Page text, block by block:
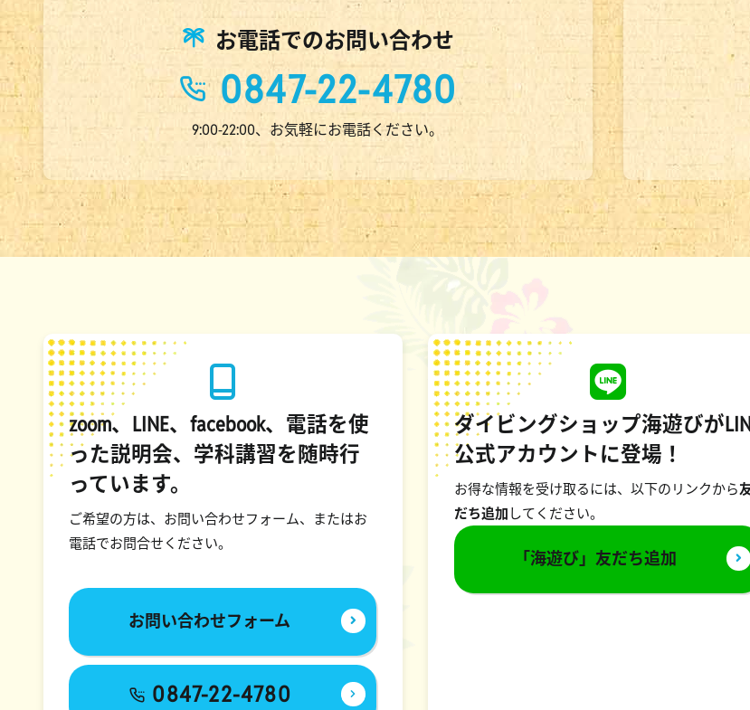
お電話でのお問い合わせ
0847-22-4780
9:00-22:00、お気軽にお電話ください。
zoom、LINE、facebook、電話を使
った説明会、学科講習を随時行
っています。
ご希望の方は、お問い合わせフォーム、またはお
電話でお問合せください。
お問い合わせフォーム
0847-22-4780
ダイビングショップ海遊びが
公式アカウントに登場！
お得な情報を受け取るには、以下のリンクから
だち追加 してください。
「海遊び」友だち追加